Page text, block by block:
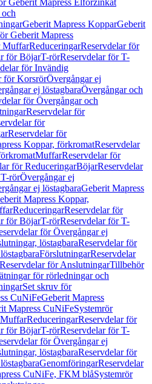
Geberit Mapress Elförzinkat
Geberit Mapress KopparGeberit
Geberit Mapress
MuffarReduceringarReservdelar för
för BöjarT-rörReservdelar för T-
för Invändig
för KorsrörÖvergångar ej
ej löstagbaraÖvergångar och
för Övergångar och
Reservdelar för
för
Reservdelar för
Koppar, förkromatReservdelar
MuffarReservdelar för
för ReduceringarBöjarReservdelar
rörÖvergångar ej
ej löstagbaraGeberit Mapress
Mapress Koppar,
ReduceringarReservdelar för
för BöjarT-rörReservdelar för T-
för Övergångar ej
löstagbaraReservdelar för
FörslutningarReservdelar
Reservdelar för AnslutningarTillbehör
för rörledningar och
Set skruv för
CuNiFeGeberit Mapress
Mapress CuNiFeSystemrör
ReduceringarReservdelar för
för BöjarT-rörReservdelar för T-
för Övergångar ej
löstagbaraReservdelar för
GenomföringarReservdelar
CuNiFe, FKM blåSystemrör